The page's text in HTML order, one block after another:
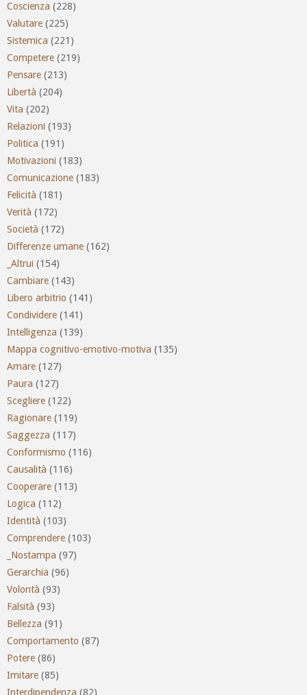
Coscienza (228)
Valutare (225)
Sistemica (221)
Competere (219)
Pensare (213)
Libertà (204)
Vita (202)
Relazioni (193)
Politica (191)
Motivazioni (183)
Comunicazione (183)
Felicità (181)
Verità (172)
Società (172)
Differenze umane (162)
_Altrui (154)
Cambiare (143)
Libero arbitrio (141)
Condividere (141)
Intelligenza (139)
Mappa cognitivo-emotivo-motiva (135)
Amare (127)
Paura (127)
Scegliere (122)
Ragionare (119)
Saggezza (117)
Conformismo (116)
Causalità (116)
Cooperare (113)
Logica (112)
Identità (103)
Comprendere (103)
_Nostampa (97)
Gerarchia (96)
Volontà (93)
Falsità (93)
Bellezza (91)
Comportamento (87)
Potere (86)
Imitare (85)
Interdipendenza (82)